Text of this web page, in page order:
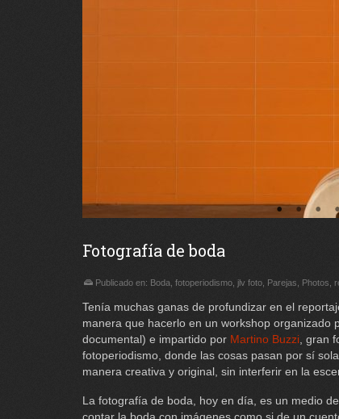
Fotografía de boda
Publicado en: Boda fotoperiodismo jlv foto Parejas Photos
Tenía muchas ganas de profundizar en el
manera que hacerlo en un workshop organizado
documental) e impartido por Martino Buzzi , gran
fotoperiodismo, donde las cosas pasan por sí
manera creativa y original, sin interferir en la
La fotografía de boda, hoy en día, es un medio